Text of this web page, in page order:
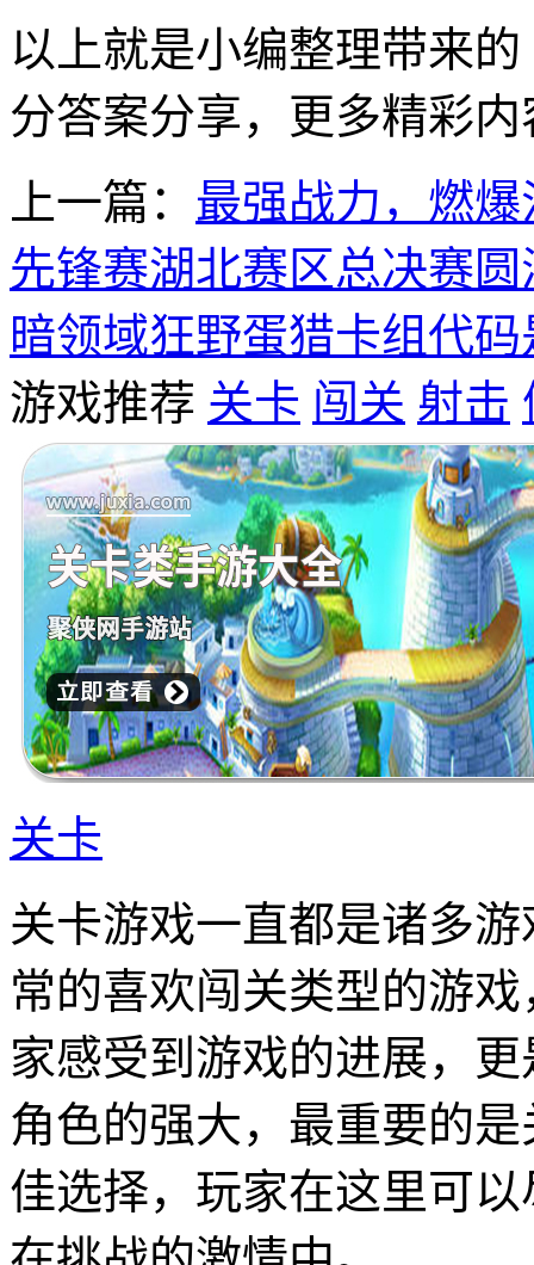
以上就是小编整理带来
分答案分享，更多精彩
上一篇： 最强战力，燃
先锋赛湖北赛区总决赛
暗领域狂野蛋猎卡组代
游戏推荐 关卡 闯关 射击
关卡
关卡游戏一直都是诸多
常的喜欢闯关类型的游
家感受到游戏的进展，
角色的强大，最重要的
佳选择，玩家在这里可